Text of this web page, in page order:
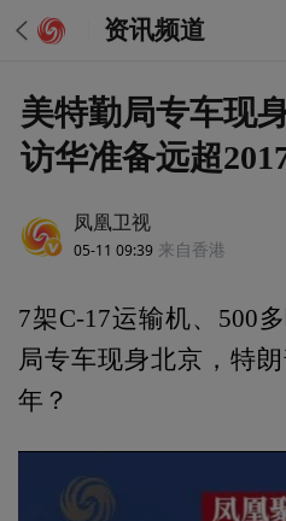
资讯频道
美特勤局专车现
访华准备远超
凤凰卫视
05-11 09:39 来自香港
7架C-17运输机、500
局专车现身北京，特
年？